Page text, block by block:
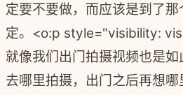
定要不要做，而应该是到了
定。 <o:p style="visibility:
就像我们出门拍摄视频也是
去哪里拍摄，出门之后再想哪